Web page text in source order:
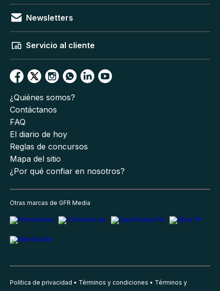
Newsletters
Servicio al cliente
¿Quiénes somos?
Contáctanos
FAQ
El diario de hoy
Reglas de concursos
Mapa del sitio
¿Por qué confiar en nosotros?
Otras marcas de GFR Media
Política de privacidad Términos y condiciones Términos y